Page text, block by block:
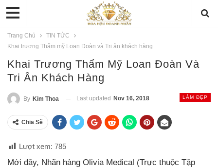
Trang Chủ
TIN TỨC
Khai trương Thẩm mỹ Loan Đoàn và Tri ân khách hàng
Khai Trương Thẩm Mỹ Loan Đoàn Và
Tri Ân Khách Hàng
LÀM ĐẸP
By Kim Thoa Last updated Nov 16, 2018
Chia Sẽ
Lượt xem: 785
Mới đây, Nhãn hàng Olivia Medical (Trực thuộc Tập